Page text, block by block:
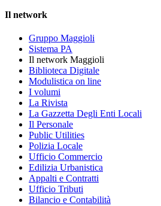
Il network
Gruppo Maggioli
Sistema PA
Il network Maggioli
Biblioteca Digitale
Modulistica on line
I volumi
La Rivista
La Gazzetta Degli Enti Locali
Il Personale
Public Utilities
Polizia Locale
Ufficio Commercio
Edilizia Urbanistica
Appalti e Contratti
Ufficio Tributi
Bilancio e Contabilità